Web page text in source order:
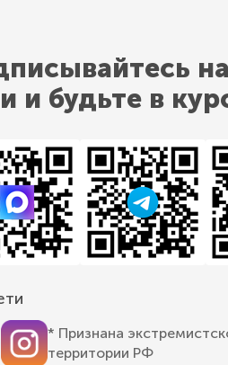
и будьте в
* Признана
территории РФ